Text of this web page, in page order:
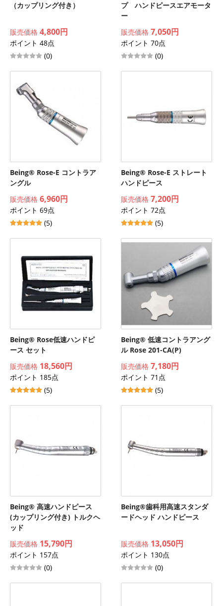
（カップリング付き）
販売価格 4,800円
ポイント 48点
(0)
プ ハンドピースエアモータ
ー
販売価格 7,050円
ポイント 70点
(0)
Being® Rose-E コントラア
ングル
販売価格 6,960円
ポイント 69点
(5)
Being® Rose-E ストレート
ハンドピース
販売価格 7,200円
ポイント 72点
(5)
Being® Rose低速ハンドピ
ース セット
販売価格 18,560円
ポイント 185点
(5)
Being® 低速コントラアング
ル Rose 201-CA(P)
販売価格 7,180円
ポイント 71点
(5)
Being® 高速ハンドピース
(カップリング付き) トルクヘ
ッド
販売価格 15,790円
ポイント 157点
(0)
Being®歯科用高速スタンダ
ードヘッド ハンドピース
販売価格 13,050円
ポイント 130点
(0)